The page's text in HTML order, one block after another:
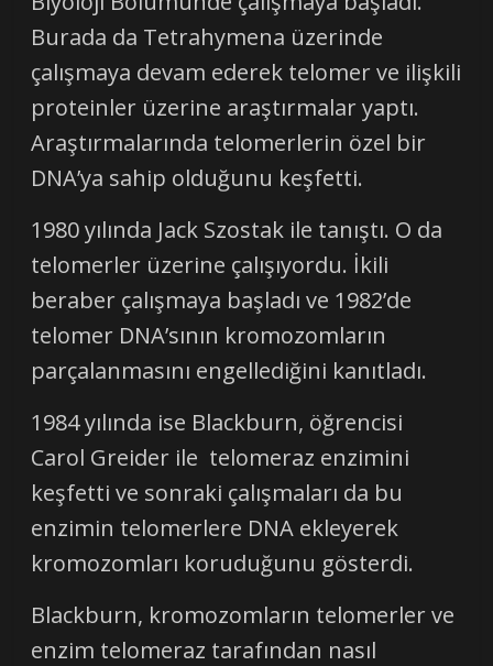
Burada da Tetrahymena üzerinde
çalışmaya devam ederek telomer ve ilişkili
proteinler üzerine araştırmalar yaptı.
Araştırmalarında telomerlerin özel bir
DNA’ya sahip olduğunu keşfetti.
1980 yılında Jack Szostak ile tanıştı. O da
telomerler üzerine çalışıyordu. İkili
beraber çalışmaya başladı ve 1982’de
telomer DNA’sının kromozomların
parçalanmasını engellediğini kanıtladı.
1984 yılında ise Blackburn, öğrencisi
Carol Greider ile telomeraz enzimini
keşfetti ve sonraki çalışmaları da bu
enzimin telomerlere DNA ekleyerek
kromozomları koruduğunu gösterdi.
Blackburn, kromozomların telomerler ve
enzim telomeraz tarafından nasıl